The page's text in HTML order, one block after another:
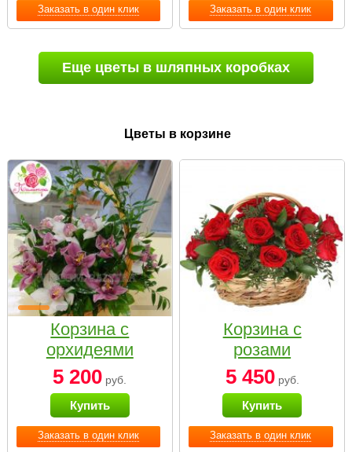
Заказать в один клик Заказать в один клик
Еще цветы в шляпных коробках
Цветы в корзине
Заказать в один клик
Корзина с
орхидеями
малая
5 200 руб.
Купить
Заказать в один клик
Корзина с
розами
«Красный
Париж»
5 450руб.
Купить